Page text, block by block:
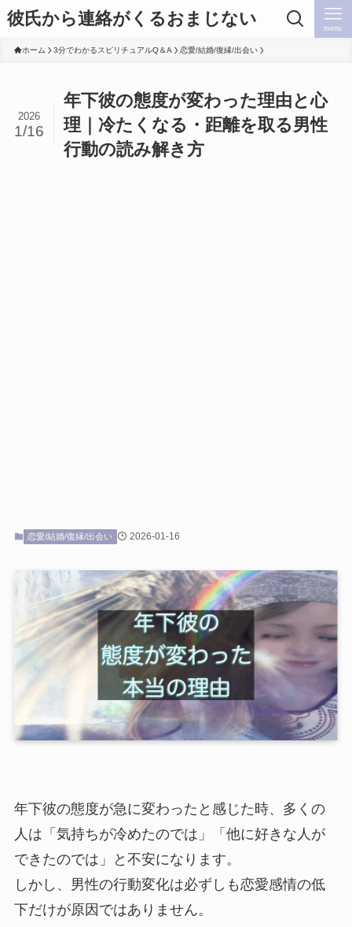
彼氏から連絡がくるおまじない menu
ホーム 3分でわかるスピリチュアルQ＆A 恋愛/結婚/復縁/出会い
年下彼の態度が変わった理由と心
理｜冷たくなる・距離を取る男性
行動の読み解き方
2026
1/16
恋愛/結婚/復縁/出会い 2026-01-16
年下彼の態度が急に変わったと感じた時、多くの
人は「気持ちが冷めたのでは」「他に好きな人が
できたのでは」と不安になります。
しかし、男性の行動変化は必ずしも恋愛感情の低
下だけが原因ではありません。